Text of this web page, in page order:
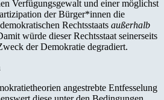
Verfügungsgewalt und einer möglichst
der Bürger*innen die
Rechtsstaats außerhalb
würde dieser Rechtsstaat seinerseits
der Demokratie degradiert.
angestrebte Entfesselung